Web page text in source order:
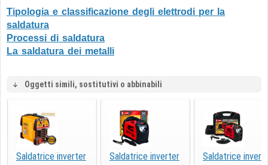
Tipologia e classificazione degli elettrodi per la
saldatura
Processi di saldatura
La saldatura dei metalli
Oggetti simili, sostitutivi o abbinabili
Saldatrice inverter
Saldatrice inverter
Saldatrice